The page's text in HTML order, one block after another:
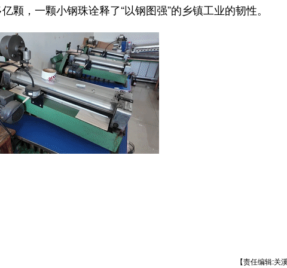
，一颗小钢珠诠释了“以钢图强”的乡镇工业的韧性。
【责任编辑:关